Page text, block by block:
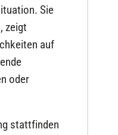
Sie
zeigt
auf
oder
stattfinden